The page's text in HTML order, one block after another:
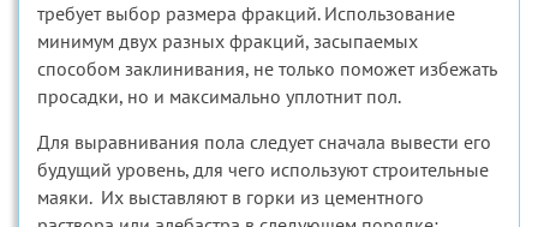
требует выбор размера фракций. Использование
минимум двух разных фракций, засыпаемых
способом заклинивания, не только поможет избежать
просадки, но и максимально уплотнит пол.
Для выравнивания пола следует сначала вывести его
будущий уровень, для чего используют строительные
маяки. Их выставляют в горки из цементного